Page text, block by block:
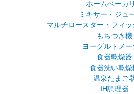
ホームベーカ
ミキサー・ジュ
マルチロースター・フィ
もちつき機
ヨーグルトメ
食器乾燥器
食器洗い乾
温泉たまご
IH調理器